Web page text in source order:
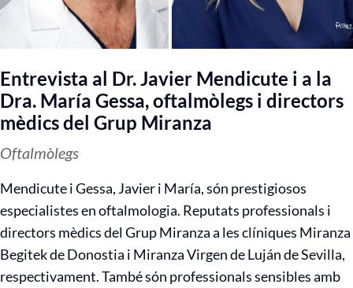
Entrevista al Dr. Javier Mendicute i a la
Dra. María Gessa, oftalmòlegs i directors
mèdics del Grup Miranza
Oftalmòlegs
Mendicute i Gessa, Javier i María, són prestigiosos
especialistes en oftalmologia. Reputats professionals i
directors mèdics del Grup Miranza a les clíniques Miranza
Begitek de Donostia i Miranza Virgen de Luján de Sevilla,
respectivament. També són professionals sensibles amb